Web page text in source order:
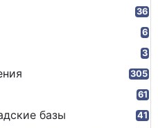
36
6
3
305
61
базы 41